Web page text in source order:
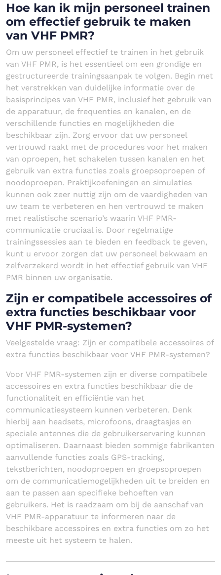
Hoe kan ik mijn personeel trainen
om effectief gebruik te maken
van VHF PMR?
Om uw personeel effectief te trainen in het gebruik
van VHF PMR, is het essentieel om een grondige en
gestructureerde trainingsaanpak te volgen. Begin met
het verstrekken van duidelijke informatie over de
basisprincipes van VHF PMR, inclusief het gebruik van
de apparatuur, de frequenties en kanalen, en de
verschillende functies en mogelijkheden die
beschikbaar zijn. Zorg ervoor dat uw personeel
vertrouwd raakt met de procedures voor het maken
van oproepen, het schakelen tussen kanalen en het
gebruik van extra functies zoals groepsoproepen of
noodoproepen. Praktijkoefeningen en simulaties
kunnen ook zeer nuttig zijn om de vaardigheden van
uw team te verbeteren en hen vertrouwd te maken
met realistische scenario’s waarin VHF PMR-
communicatie cruciaal is. Door regelmatige
trainingssessies aan te bieden en feedback te geven,
kunt u ervoor zorgen dat uw personeel bekwaam en
zelfverzekerd wordt in het effectief gebruik van VHF
PMR binnen uw organisatie.
Zijn er compatibele accessoires of
extra functies beschikbaar voor
VHF PMR-systemen?
Veelgestelde vraag: Zijn er compatibele accessoires of
extra functies beschikbaar voor VHF PMR-systemen?
Voor VHF PMR-systemen zijn er diverse compatibele
accessoires en extra functies beschikbaar die de
functionaliteit en efficiëntie van het
communicatiesysteem kunnen verbeteren. Denk
hierbij aan headsets, microfoons, draagtasjes en
speciale antennes die de gebruikerservaring kunnen
optimaliseren. Daarnaast bieden sommige fabrikanten
aanvullende functies zoals GPS-tracking,
tekstberichten, noodoproepen en groepsoproepen
om de communicatiemogelijkheden uit te breiden en
aan te passen aan specifieke behoeften van
gebruikers. Het is raadzaam om bij de aanschaf van
VHF PMR-apparatuur te informeren naar de
beschikbare accessoires en extra functies om zo het
meeste uit het systeem te halen.